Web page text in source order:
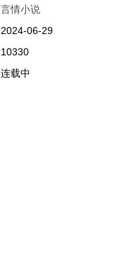
言情小说
2024-06-29
10330
连载中